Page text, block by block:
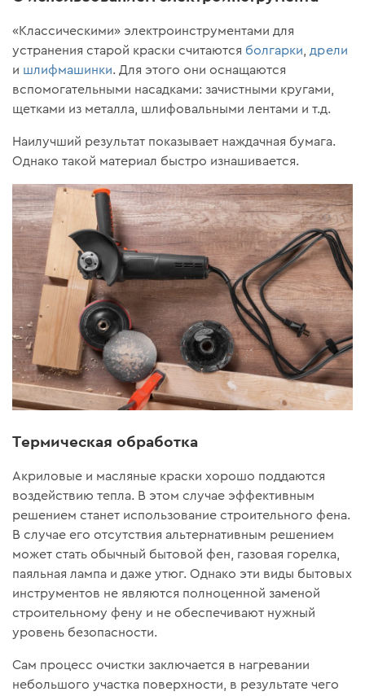
«Классическими» электроинструментами для
устранения старой краски считаются болгарки
дрели
и шлифмашинки. Для этого они оснащаются
вспомогательными насадками: зачистными кругами,
щетками из металла, шлифовальными лентами и т.д.
Наилучший результат показывает наждачная бумага.
Однако такой материал быстро изнашивается.
Термическая обработка
Акриловые и масляные краски хорошо поддаются
воздействию тепла. В этом случае эффективным
решением станет использование строительного фена.
В случае его отсутствия альтернативным решением
может стать обычный бытовой фен, газовая горелка,
паяльная лампа и даже утюг. Однако эти виды бытовых
инструментов не являются полноценной заменой
строительному фену и не обеспечивают нужный
уровень безопасности.
Сам процесс очистки заключается в нагревании
небольшого участка поверхности, в результате чего